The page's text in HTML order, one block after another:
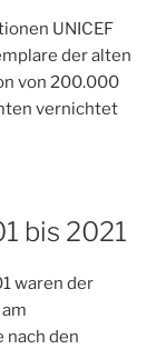
UNICEF
der alten
von 200.000
vernichtet
bis 2021
waren der
nach den